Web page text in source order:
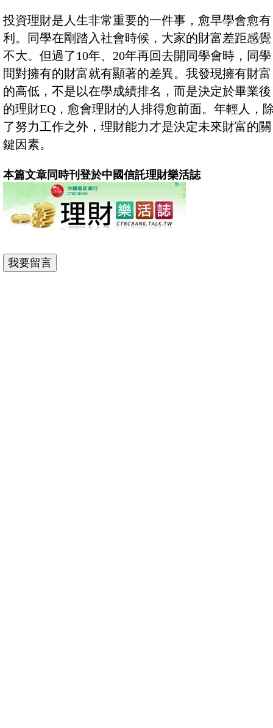
投資理財是人生非常重要的一件事，愈早學會愈有
利。同學在剛踏入社會時候，大家的財富差距感覺
不大。但過了10年、20年再回去開同學會時，同學
間對擁有的財富就有顯著的差異。我發現擁有財富
的高低，不是以在學成績排名，而是決定於畢業後
的理財EQ，愈會理財的人排得愈前面。年輕人，
了努力工作之外，理財能力才是決定未來財富的關
鍵因素。
本篇文章同時刊登於中國信託理財樂活誌